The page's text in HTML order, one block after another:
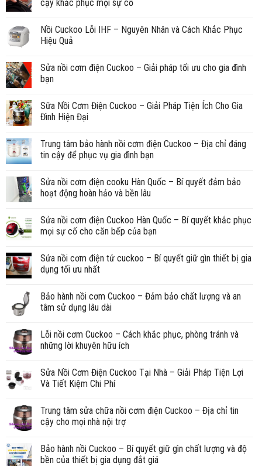
cậy khắc phục mọi sự cố
Nồi Cuckoo Lỗi IHF – Nguyên Nhân và Cách Khắc Phục
Hiệu Quả
Sửa nồi cơm điện Cuckoo – Giải pháp tối ưu cho gia đình
bạn
Sữa Nồi Cơm Điện Cuckoo – Giải Pháp Tiện Ích Cho Gia
Đình Hiện Đại
Trung tâm bảo hành nồi cơm điện Cuckoo – Địa chỉ đáng
tin cậy để phục vụ gia đình bạn
Sửa nồi cơm điện cooku Hàn Quốc – Bí quyết đảm bảo
hoạt động hoàn hảo và bền lâu
Sửa nồi cơm điện Cuckoo Hàn Quốc – Bí quyết khắc phục
mọi sự cố cho căn bếp của bạn
Sửa nồi cơm điện tử cuckoo – Bí quyết giữ gìn thiết bị gia
dụng tối ưu nhất
Bảo hành nồi cơm Cuckoo – Đảm bảo chất lượng và an
tâm sử dụng lâu dài
Lỗi nồi cơm Cuckoo – Cách khắc phục, phòng tránh và
những lời khuyên hữu ích
Sửa Nồi Cơm Điện Cuckoo Tại Nhà – Giải Pháp Tiện Lợi
Và Tiết Kiệm Chi Phí
Trung tâm sửa chữa nồi cơm điện Cuckoo – Địa chỉ tin
cậy cho mọi nhà nội trợ
Bảo hành nồi Cuckoo – Bí quyết giữ gìn chất lượng và độ
bền của thiết bị gia dụng đắt giá